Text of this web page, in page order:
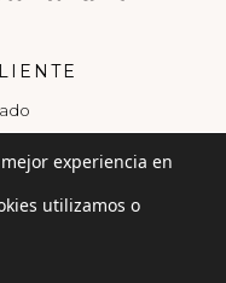
experiencia en
utilizamos o